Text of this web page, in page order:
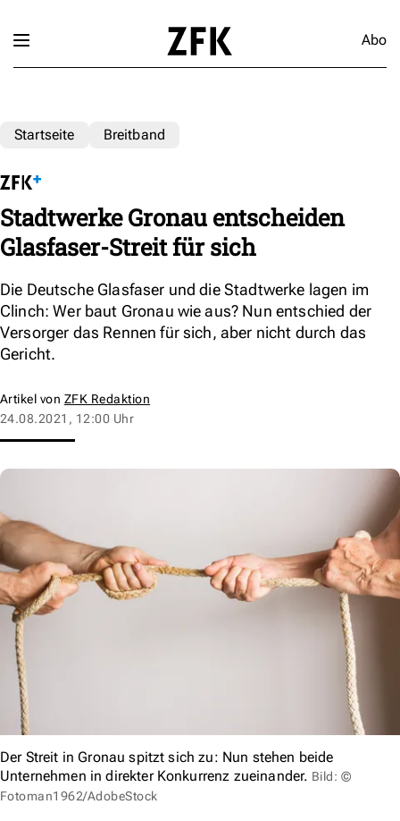
Abo
Startseite Breitband
Stadtwerke Gronau entscheiden
Glasfaser-Streit für sich
Die Deutsche Glasfaser und die Stadtwerke lagen im
Clinch: Wer baut Gronau wie aus? Nun entschied der
Versorger das Rennen für sich, aber nicht durch das
Gericht.
Artikel von ZFK Redaktion
24.08.2021, 12:00 Uhr
Der Streit in Gronau spitzt sich zu: Nun stehen beide
Unternehmen in direkter Konkurrenz zueinander. Bild: ©
Fotoman1962/AdobeStock